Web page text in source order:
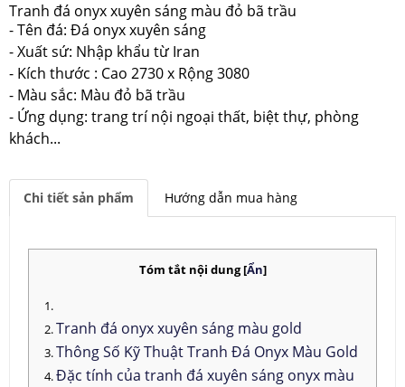
Tranh đá onyx xuyên sáng màu đỏ bã trầu
- Tên đá: Đá onyx xuyên sáng
- Xuất sứ: Nhập khẩu từ Iran
- Kích thước : Cao 2730 x Rộng 3080
- Màu sắc: Màu đỏ bã trầu
- Ứng dụng: trang trí nội ngoại thất, biệt thự, phòng
khách...
Chi tiết sản phẩm Hướng dẫn mua hàng
Tóm tắt nội dung[Ẩn]
Tranh đá onyx xuyên sáng màu gold
Thông Số Kỹ Thuật Tranh Đá Onyx Màu Gold
Đặc tính của tranh đá xuyên sáng onyx màu